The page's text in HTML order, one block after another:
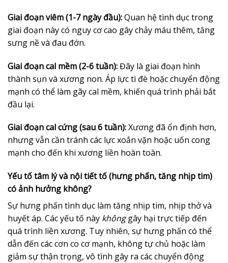
Giai đoạn viêm (1-7 ngày đầu):Quan hệ tình dục trong
giai đoạn này có nguy cơ cao gây chảy máu thêm, tăng
sưng nề và đau đớn.
Giai đoạn cal mềm (2-6 tuần):Đây là giai đoạn hình
thành sụn và xương non. Áp lực tì đè hoặc chuyển động
mạnh có thể làm gãy cal mềm, khiến quá trình phải bắt
đầu lại.
Giai đoạn cal cứng (sau 6 tuần):Xương đã ổn định hơn,
nhưng vẫn cần tránh các lực xoắn vặn hoặc uốn cong
mạnh cho đến khi xương liền hoàn toàn.
Yếu tố tâm lý và nội tiết tố (hưng phấn, tăng nhịp tim)
có ảnh hưởng không?
Sự hưng phấn tình dục làm tăng nhịp tim, nhịp thở và
huyết áp. Các yếu tố này khônggây hại trực tiếp đến
quá trình liền xương. Tuy nhiên, sự hưng phấn có thể
dẫn đến các cơn co cơ mạnh, không tự chủ hoặc làm
giảm sự thận trọng, vô tình gây ra các chuyển động